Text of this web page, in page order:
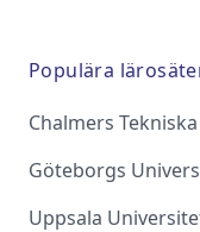
Populära
Chalmers
Göteborgs
Uppsala